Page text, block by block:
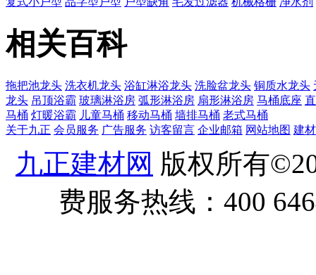
相关百科
拖把池龙头 洗衣机龙头 浴缸淋浴龙头 洗脸盆龙头 铜质水龙头
龙头 吊顶浴霸 玻璃淋浴房 弧形淋浴房 扇形淋浴房 马桶底座
马桶 灯暖浴霸 儿童马桶 移动马桶 墙排马桶 老式马桶
关于九正 会员服务 广告服务 访客留言 企业邮箱 网站地图 建
九正建材网 版权所有
费服务热线：400